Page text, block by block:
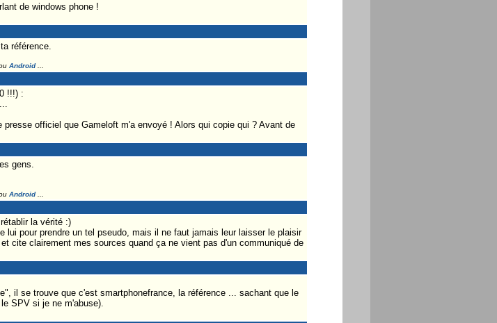
de windows phone !
référence.
Android...
!!!) :
officiel que Gameloft m'a envoyé ! Alors qui copie qui ? Avant de
gens.
Android...
la vérité :)
pour prendre un tel pseudo, mais il ne faut jamais leur laisser le plaisir
cite clairement mes sources quand ça ne vient pas d'un communiqué de
il se trouve que c'est smartphonefrance, la référence ... sachant que le
SPV si je ne m'abuse).